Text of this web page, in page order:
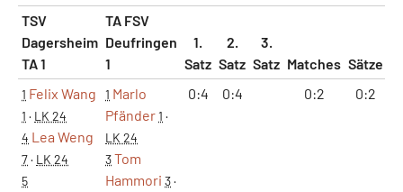
TSV
Dagersheim
TA 1
TA FSV
Deufringen
1
1.
Satz
2.
Satz
3.
Satz Matches Sätze
1 Felix Wang
1 · LK 24
4 Lea Weng
7· LK 24
5
1 Marlo
Pfänder1 ·
LK 24
3Tom
Hammori 3·
0:4 0:4 0:2 0:2